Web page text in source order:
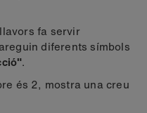
fa servir
diferents símbols
.
és 2, mostra una creu